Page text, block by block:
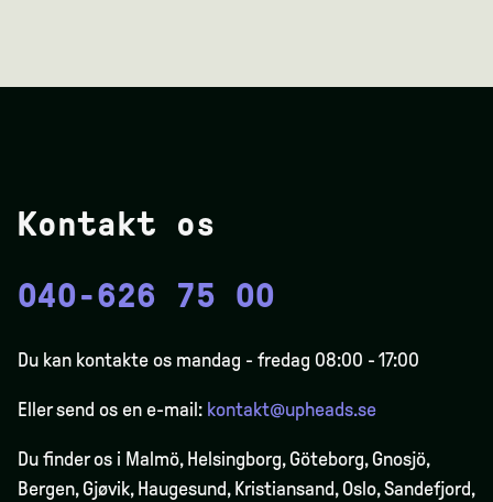
Kontakt os
040-626 75 00
Du kan kontakte os mandag - fredag 08:00 - 17:00
Eller send os en e-mail: kontakt@upheads.se
Du finder os i Malmö, Helsingborg, Göteborg, Gnosjö,
Bergen,Gjøvik, Haugesund, Kristiansand, Oslo, Sandefjord,